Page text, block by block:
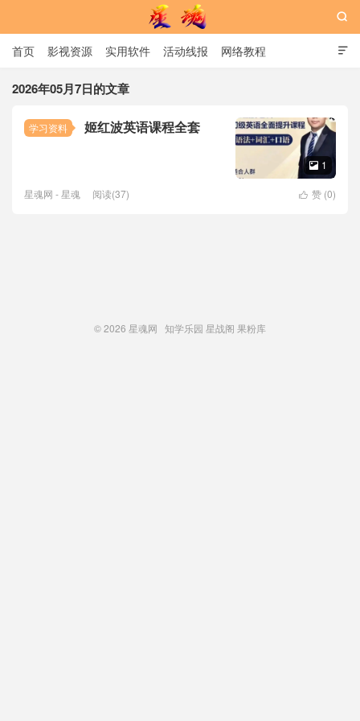
星魂网

首页 影视资源 实用软件 活动线报 网络教程
用户中心 书籍 娱乐

2026年05月7日的文章
学习资料 姬红波英语课程全套
 1
 赞 (0)
星魂网 - 星魂 阅读(37)
© 2026 星魂网 知学乐园 星战阁 果粉库